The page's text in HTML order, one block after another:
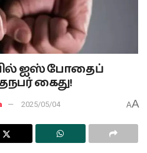
ஐஸ் போதைப்
கைது!
2025/05/04 AA